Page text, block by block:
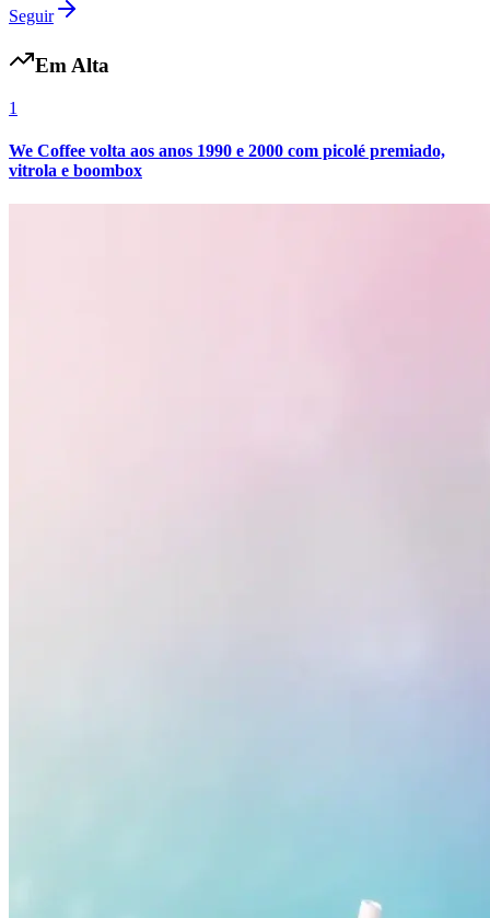
Seguir
Em Alta
1
We Coffee volta aos anos 1990 e 2000 com picolé premiado,
vitrola e boombox